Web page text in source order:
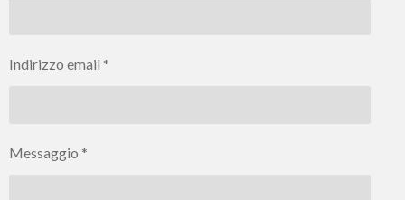
Indirizzo email *
Messaggio *